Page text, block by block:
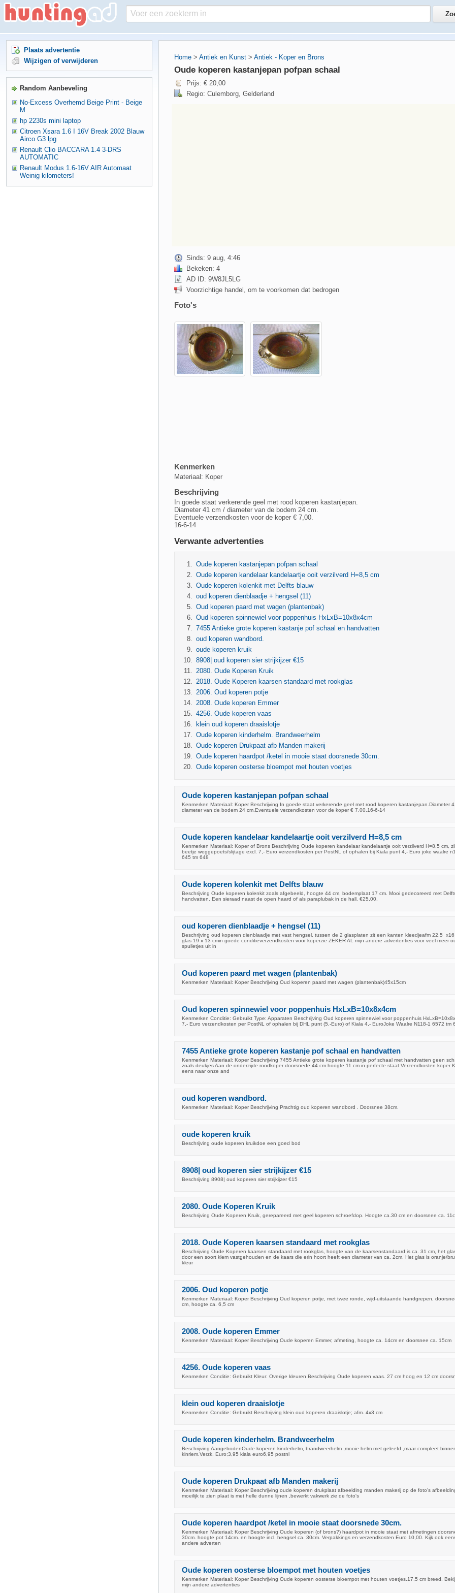
Home > Antiek en Kunst > Antiek - Koper en Brons
Oude koperen kastanjepan pofpan schaal
Prijs: € 20,00
Regio: Culemborg, Gelderland
Sinds: 9 aug, 4:46
Bekeken: 4
AD ID: 9W8JL5LG
Voorzichtige handel, om te voorkomen dat bedrogen
Foto's
Kenmerken
Materiaal: Koper
Beschrijving
In goede staat verkerende geel met rood koperen kastanjepan.
Diameter 41 cm / diameter van de bodem 24 cm.
Eventuele verzendkosten voor de koper € 7,00.
16-6-14
Verwante advertenties
Oude koperen kastanjepan pofpan schaal
Oude koperen kandelaar kandelaartje ooit verzilverd H=8,5 cm
Oude koperen kolenkit met Delfts blauw
oud koperen dienblaadje + hengsel (11)
Oud koperen paard met wagen (plantenbak)
Oud koperen spinnewiel voor poppenhuis HxLxB=10x8x4cm
7455 Antieke grote koperen kastanje pof schaal en handvatten
oud koperen wandbord.
oude koperen kruik
8908| oud koperen sier strijkijzer €15
2080. Oude Koperen Kruik
2018. Oude Koperen kaarsen standaard met rookglas
2006. Oud koperen potje
2008. Oude koperen Emmer
4256. Oude koperen vaas
klein oud koperen draaislotje
Oude koperen kinderhelm. Brandweerhelm
Oude koperen Drukpaat afb Manden makerij
Oude koperen haardpot /ketel in mooie staat doorsnede 30cm.
Oude koperen oosterse bloempot met houten voetjes
Oude koperen kastanjepan pofpan schaal
Kenmerken Materiaal: Koper Beschrijving In goede staat verkerende geel met rood koperen kastanjepan.Diameter
diameter van de bodem 24 cm.Eventuele verzendkosten voor de koper € 7,00.16-6-14
Oude koperen kandelaar kandelaartje ooit verzilverd H=8,5 cm
Kenmerken Materiaal: Koper of Brons Beschrijving Oude koperen kandelaar kandelaartje ooit verzilverd H=8,5 cm,
beetje weggepoets/slijtage excl. 7,- Euro verzendkosten per PostNL of ophalen bij Kiala punt 4,- Euro joke waalre
645 tm 648
Oude koperen kolenkit met Delfts blauw
Beschrijving Oude koperen kolenkit zoals afgebeeld, hoogte 44 cm, bodemplaat 17 cm. Mooi gedecoreerd met
handvatten. Een sieraad naast de open haard of als paraplubak in de hall. €25,00.
oud koperen dienblaadje + hengsel (11)
Beschrijving oud koperen dienblaadje met vast hengsel. tussen de 2 glasplaten zit een kanten kleedjeafm 22,5
glas 19 x 13 cmin goede conditieverzendkosten voor koperzie ZEKER AL mijn andere advertenties voor veel meer
spulletjes uit in
Oud koperen paard met wagen (plantenbak)
Kenmerken Materiaal: Koper Beschrijving Oud koperen paard met wagen (plantenbak)45x15cm
Oud koperen spinnewiel voor poppenhuis HxLxB=10x8x4cm
Kenmerken Conditie: Gebruikt Type: Apparaten Beschrijving Oud koperen spinnewiel voor poppenhuis
7,- Euro verzendkosten per PostNL of ophalen bij DHL punt (5,-Euro) of Kiala 4,- EuroJoke Waalre N118-1 6572 tm
7455 Antieke grote koperen kastanje pof schaal en handvatten
Kenmerken Materiaal: Koper Beschrijving 7455 Antieke grote koperen kastanje pof schaal met handvatten geen
zoals deukjes Aan de onderzijde roodkoper doorsnede 44 cm hoogte 11 cm in perfecte staat Verzendkosten koper
eens naar onze and
oud koperen wandbord.
Kenmerken Materiaal: Koper Beschrijving Prachtig oud koperen wandbord . Doorsnee 38cm.
oude koperen kruik
Beschrijving oude koperen kruikdoe een goed bod
8908| oud koperen sier strijkijzer €15
Beschrijving 8908| oud koperen sier strijkijzer €15
2080. Oude Koperen Kruik
Beschrijving Oude Koperen Kruik, gerepareerd met geel koperen schroefdop. Hoogte ca.30 cm en doorsnee ca.
2018. Oude Koperen kaarsen standaard met rookglas
Beschrijving Oude Koperen kaarsen standaard met rookglas, hoogte van de kaarsenstandaard is ca. 31 cm, het
door een soort klem vastgehouden en de kaars die erin hoort heeft een diameter van ca. 2cm. Het glas is oranje/
kleur
2006. Oud koperen potje
Kenmerken Materiaal: Koper Beschrijving Oud koperen potje, met twee ronde, wijd-uitstaande handgrepen,
cm, hoogte ca. 6,5 cm
2008. Oude koperen Emmer
Kenmerken Materiaal: Koper Beschrijving Oude koperen Emmer, afmeting, hoogte ca. 14cm en doorsnee ca. 15cm
4256. Oude koperen vaas
Kenmerken Conditie: Gebruikt Kleur: Overige kleuren Beschrijving Oude koperen vaas. 27 cm hoog en 12 cm
klein oud koperen draaislotje
Kenmerken Conditie: Gebruikt Beschrijving klein oud koperen draaislotje; afm. 4x3 cm
Oude koperen kinderhelm. Brandweerhelm
Beschrijving AangebodenOude koperen kinderhelm, brandweerhelm ,mooie helm met geleefd ,maar compleet
kinriem.Verzk. Euro;3,95 kiala euro6,95 postnl
Oude koperen Drukpaat afb Manden makerij
Kenmerken Materiaal: Koper Beschrijving oude koperen drukplaat afbeelding manden makerij op de foto's
moeilijk te zien plaat is met helle dunne lijnen ,bewerkt vakwerk zie de foto's
Oude koperen haardpot /ketel in mooie staat doorsnede 30cm.
Kenmerken Materiaal: Koper Beschrijving Oude koperen (of brons?) haardpot in mooie staat met afmetingen
30cm. hoogte pot 14cm. en hoogte incl. hengsel ca. 30cm. Verpakkings en verzendkosten Euro 10,00. Kijk ook
andere adverten
Oude koperen oosterse bloempot met houten voetjes
Kenmerken Materiaal: Koper Beschrijving Oude koperen oosterse bloempot met houten voetjes.17,5 cm breed.
mijn andere advertenties
Plaats advertentie
Wijzigen of verwijderen
Random Aanbeveling
No-Excess Overhemd Beige Print - Beige
M
hp 2230s mini laptop
Citroen Xsara 1.6 I 16V Break 2002 Blauw
Airco G3 lpg
Renault Clio BACCARA 1.4 3-DRS
AUTOMATIC
Renault Modus 1.6-16V AIR Automaat
Weinig kilometers!